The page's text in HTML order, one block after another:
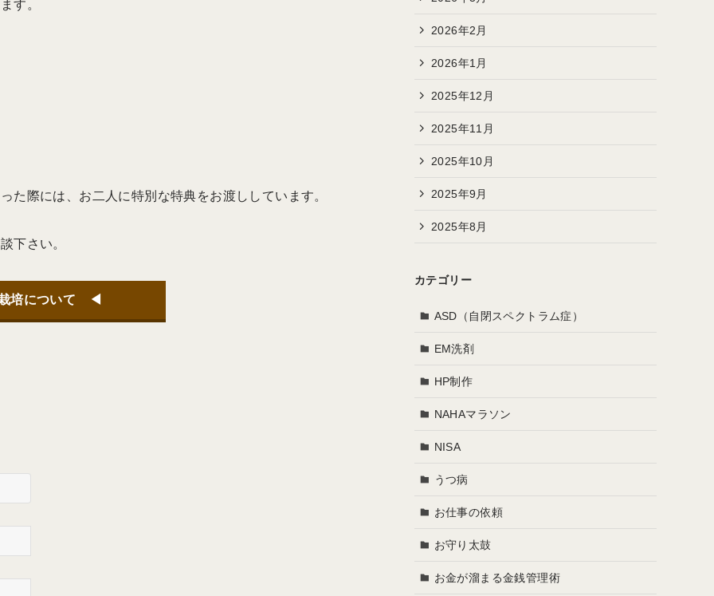
す。
た際には、お二人に特別な特典をお渡ししています。
下さい。
培について ◀
2026年2月
2026年1月
2025年12月
2025年11月
2025年10月
2025年9月
2025年8月
カテゴリー
ASD（自閉スペクトラム症）
EM洗剤
HP制作
NAHAマラソン
NISA
うつ病
お仕事の依頼
お守り太鼓
お金が溜まる金銭管理術